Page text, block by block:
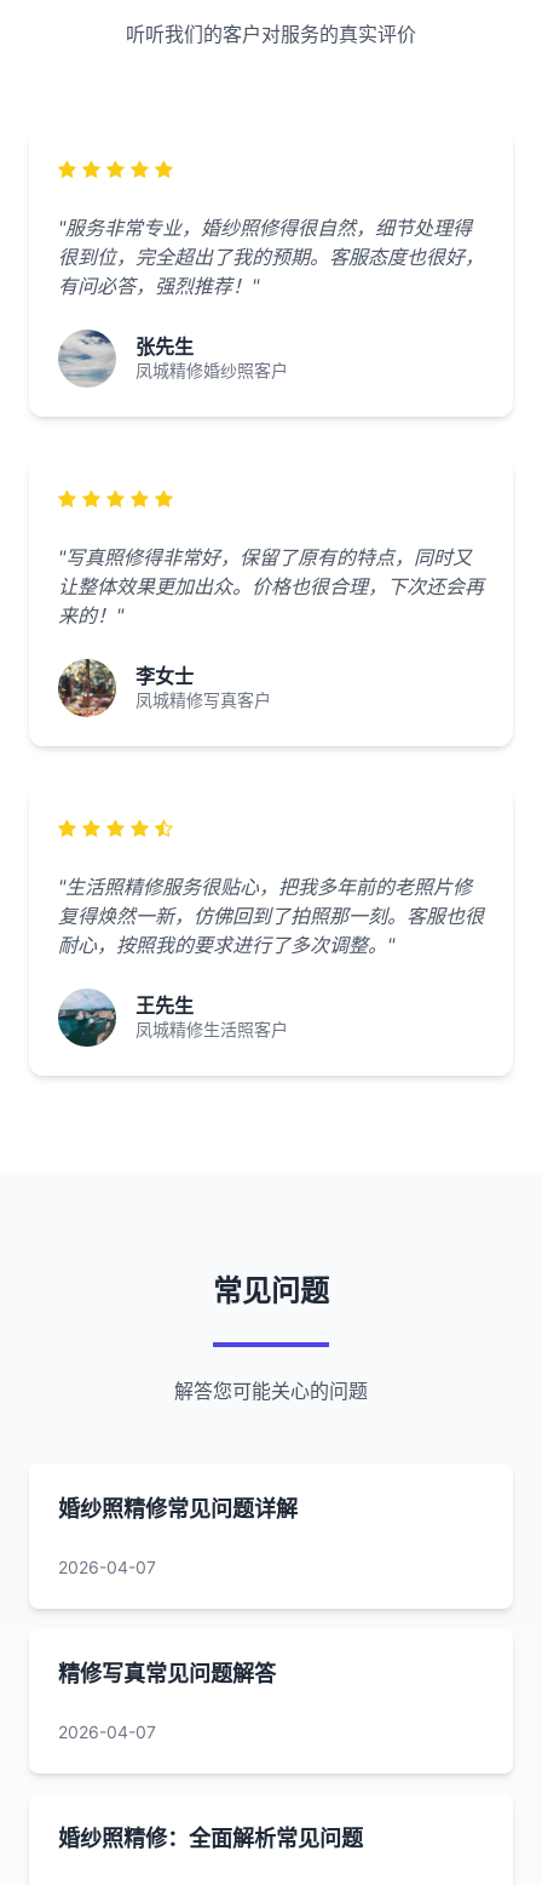
听听我们的客户对服务的真实评价
"服务非常专业，婚纱照修得很自然，细节处理得
很到位，完全超出了我的预期。客服态度也很好，
有问必答，强烈推荐！"
张先生
凤城精修婚纱照客户
"写真照修得非常好，保留了原有的特点，同时又
让整体效果更加出众。价格也很合理，下次还会再
来的！"
李女士
凤城精修写真客户
"生活照精修服务很贴心，把我多年前的老照片修
复得焕然一新，仿佛回到了拍照那一刻。客服也很
耐心，按照我的要求进行了多次调整。"
王先生
凤城精修生活照客户
常见问题
解答您可能关心的问题
婚纱照精修常见问题详解
2026-04-07
精修写真常见问题解答
2026-04-07
婚纱照精修：全面解析常见问题